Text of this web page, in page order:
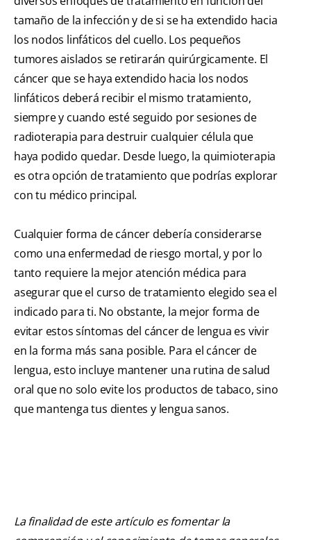
tamaño de la infección y de si se ha extendido hacia
los nodos linfáticos del cuello. Los pequeños
tumores aislados se retirarán quirúrgicamente. El
cáncer que se haya extendido hacia los nodos
linfáticos deberá recibir el mismo tratamiento,
siempre y cuando esté seguido por sesiones de
radioterapia para destruir cualquier célula que
haya podido quedar. Desde luego, la quimioterapia
es otra opción de tratamiento que podrías explorar
con tu médico principal.
Cualquier forma de cáncer debería considerarse
como una enfermedad de riesgo mortal, y por lo
tanto requiere la mejor atención médica para
asegurar que el curso de tratamiento elegido sea el
indicado para ti. No obstante, la mejor forma de
evitar estos síntomas del cáncer de lengua es vivir
en la forma más sana posible. Para el cáncer de
lengua, esto incluye mantener una rutina de salud
oral que no solo evite los productos de tabaco, sino
que mantenga tus dientes y lengua sanos.
La finalidad de este artículo es fomentar la